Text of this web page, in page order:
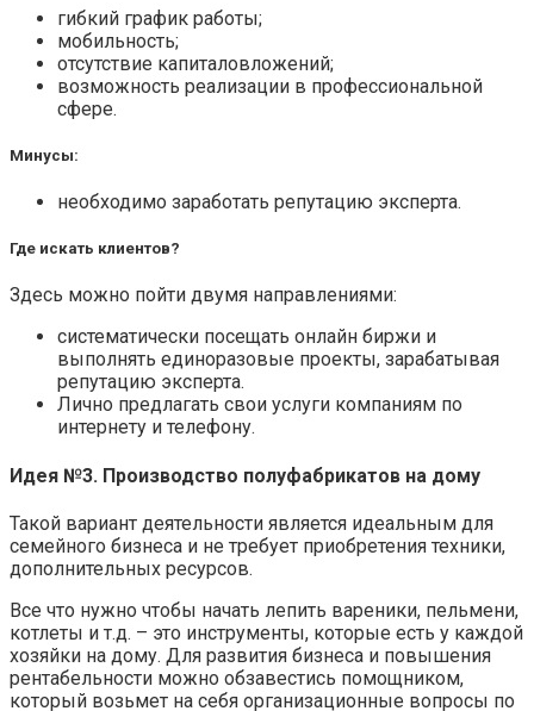
гибкий график работы;
мобильность;
отсутствие капиталовложений;
возможность реализации в профессиональной
сфере.
Минусы:
необходимо заработать репутацию эксперта.
Где искать клиентов?
Здесь можно пойти двумя направлениями:
систематически посещать онлайн биржи и
выполнять единоразовые проекты, зарабатывая
репутацию эксперта.
Лично предлагать свои услуги компаниям по
интернету и телефону.
Идея №3. Производство полуфабрикатов на дому
Такой вариант деятельности является идеальным для
семейного бизнеса и не требует приобретения техники,
дополнительных ресурсов.
Все что нужно чтобы начать лепить вареники, пельмени,
котлеты и т.д. – это инструменты, которые есть у каждой
хозяйки на дому. Для развития бизнеса и повышения
рентабельности можно обзавестись помощником,
который возьмет на себя организационные вопросы по